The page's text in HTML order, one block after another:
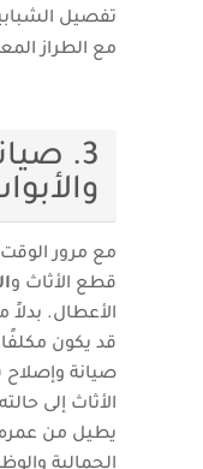
تفصيل
مع الطراز
3.
مع مرور
قطع الأثاث و
الأعطال. بدلاً
قد يكون
صيانة
الأثاث إلى
يطيل من عمره